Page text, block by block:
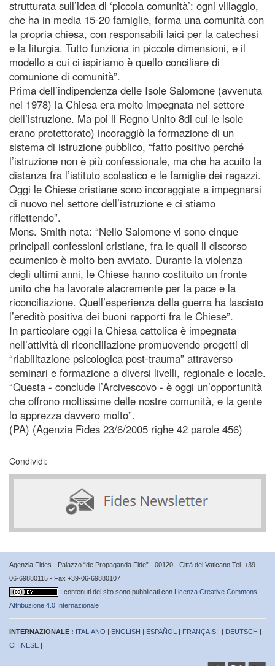
strutturata sull’idea di ‘piccola comunità’: ogni villaggio,
che ha in media 15-20 famiglie, forma una comunità con
la propria chiesa, con responsabili laici per la catechesi
e la liturgia. Tutto funziona in piccole dimensioni, e il
modello a cui ci ispiriamo è quello conciliare di
comunione di comunità”.
Prima dell’indipendenza delle Isole Salomone (avvenuta
nel 1978) la Chiesa era molto impegnata nel settore
dell’istruzione. Ma poi il Regno Unito 8di cui le isole
erano protettorato) incoraggiò la formazione di un
sistema di istruzione pubblico, “fatto positivo perché
l’istruzione non è più confessionale, ma che ha acuito la
distanza fra l’istituto scolastico e le famiglie dei ragazzi.
Oggi le Chiese cristiane sono incoraggiate a impegnarsi
di nuovo nel settore dell’istruzione e ci stiamo
riflettendo”.
Mons. Smith nota: “Nello Salomone vi sono cinque
principali confessioni cristiane, fra le quali il discorso
ecumenico è molto ben avviato. Durante la violenza
degli ultimi anni, le Chiese hanno costituito un fronte
unito che ha lavorate alacremente per la pace e la
riconciliazione. Quell’esperienza della guerra ha lasciato
l’ereditò positiva dei buoni rapporti fra le Chiese”.
In particolare oggi la Chiesa cattolica è impegnata
nell’attività di riconciliazione promuovendo progetti di
“riabilitazione psicologica post-trauma” attraverso
seminari e formazione a diversi livelli, regionale e locale.
“Questa - conclude l’Arcivescovo - è oggi un’opportunità
che offrono moltissime delle nostre comunità, e la gente
lo apprezza davvero molto”.
(PA) (Agenzia Fides 23/6/2005 righe 42 parole 456)
Condividi:
Agenzia Fides - Palazzo “de Propaganda Fide” - 00120 - Città del Vaticano Tel. +39-
06-69880115 - Fax +39-06-69880107
I contenuti del sito sono pubblicati con Licenza Creative Commons
Attribuzione 4.0 Internazionale
INTERNAZIONALE : ITALIANO | ENGLISH | ESPAÑOL | FRANÇAIS | | DEUTSCH |
CHINESE |